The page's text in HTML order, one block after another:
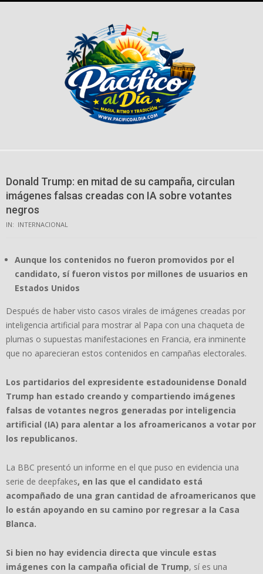
Donald Trump: en mitad de su campaña, circulan
imágenes falsas creadas con IA sobre votantes
negros
IN: INTERNACIONAL
Aunque los contenidos no fueron promovidos por el
candidato, sí fueron vistos por millones de usuarios en
Estados Unidos
Después de haber visto casos virales de imágenes creadas por
inteligencia artificial para mostrar al Papa con una chaqueta de
plumas o supuestas manifestaciones en Francia, era inminente
que no aparecieran estos contenidos en campañas electorales.
Los partidarios del expresidente estadounidense Donald
Trump han estado creando y compartiendo imágenes
falsas de votantes negros generadas por inteligencia
artificial (IA) para alentar a los afroamericanos a votar por
los republicanos.
La BBC presentó un informe en el que puso en evidencia una
serie de deepfakes, en las que el candidato está
acompañado de una gran cantidad de afroamericanos que
lo están apoyando en su camino por regresar a la Casa
Blanca.
Si bien no hay evidencia directa que vincule estas
imágenes con la campaña oficial de Trump, sí es una